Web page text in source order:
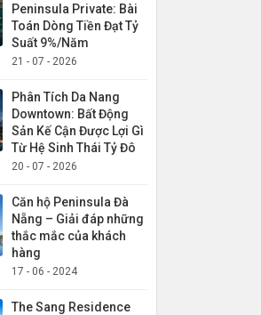
Peninsula Private: Bài
Toán Dòng Tiền Đạt Tỷ
Suất 9%/Năm
21 - 07 - 2026
Phân Tích Da Nang
Downtown: Bất Động
Sản Kế Cận Được Lợi Gì
Từ Hệ Sinh Thái Tỷ Đô
20 - 07 - 2026
Căn hộ Peninsula Đà
Nẵng – Giải đáp những
thắc mắc của khách
hàng
17 - 06 - 2024
The Sang Residence